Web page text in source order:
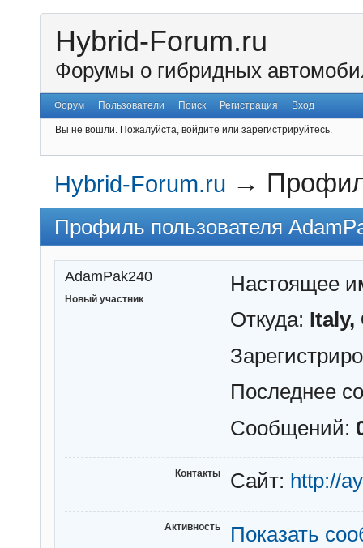
Hybrid-Forum.ru
Форумы о гибридных
Форум Пользователи Поиск Регистрация Вход
Вы не вошли. Пожалуйста, войдите или зарегистрируйтесь.
Hybrid-Forum.ru →
Профиль пользователя
AdamPak240
Новый участник
Настоящее
Откуда: Italy,
Последнее
Сообщений:
Контакты Сайт: http://
Активность
Показать